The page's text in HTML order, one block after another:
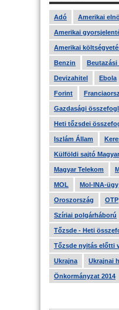
Adó Amerikai
Amerikai
Amerikai
Benzin Beutazási
Devizahitel Ebola
Forint
Gazdasági
Heti tőzsdei
Iszlám Állam
Külföldi sajtó
Magyar Telekom
MOL Mol-INA-ügy
Oroszország OTP
Szíriai polgárháború
Tőzsde - Heti
Tőzsde nyitás előtti
Ukrajna Ukrajnai
Önkormányzat 2014